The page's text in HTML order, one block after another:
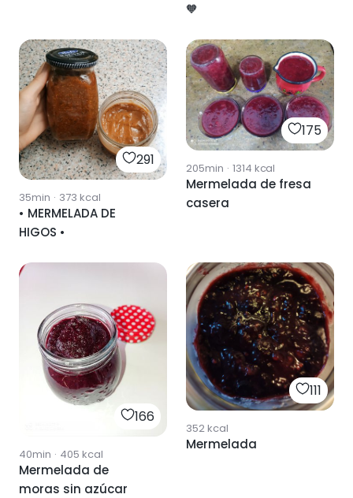
🧡
291
35min · 373 kcal
• MERMELADA DE
HIGOS •
175
205min · 1314 kcal
Mermelada de fresa
casera
166
40min · 405 kcal
Mermelada de
moras sin azúcar
111
352kcal
Mermelada